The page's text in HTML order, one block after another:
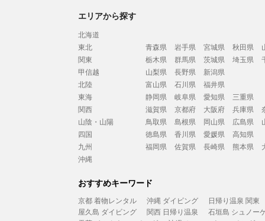
エリアから探す
北海道
東北
青森県 岩手県 宮城県 秋田県
関東
栃木県 群馬県 茨城県 埼玉県
甲信越
山梨県 長野県
新潟県
北陸
富山県 石川県
福井県
東海
静岡県 岐阜県 愛知県
三重県
関西
滋賀県 京都府 大阪府 兵庫県
山陰・山陽
鳥取県 島根県 岡山県 広島県
四国
徳島県 香川県 愛媛県
高知県
九州
福岡県 佐賀県 長崎県 熊本県
沖縄
おすすめキーワード
京都 着物レンタル 沖縄 ダイビング
日帰り温泉 関東
屋久島 ダイビング
関西 日帰り温泉
石垣島 シュノー